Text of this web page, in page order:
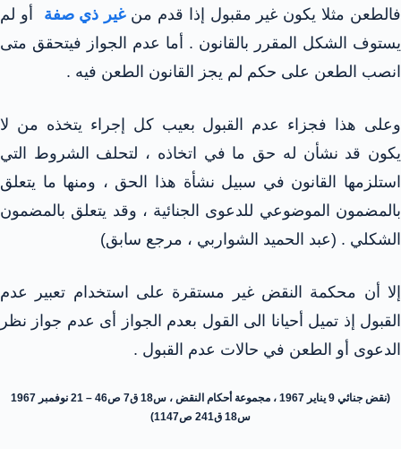
فالطعن مثلا يكون غير مقبول إذا قدم منغير ذي صفة
أو لم
يستوف الشكل المقرر بالقانون . أما عدم الجواز فيتحقق متى
انصب الطعن على حكم لم يجز القانون الطعن فيه .
وعلى هذا فجزاء عدم القبول بعيب كل إجراء يتخذه من لا
يكون قد نشأن له حق ما في اتخاذه ، لتحلف الشروط التي
استلزمها القانون في سبيل نشأة هذا الحق ، ومنها ما يتعلق
بالمضمون الموضوعي للدعوى الجنائية ، وقد يتعلق بالمضمون
الشكلي . (عبد الحميد الشواربي ، مرجع سابق)
إلا أن محكمة النقض غير مستقرة على استخدام تعبير عدم
القبول إذ تميل أحيانا الى القول بعدم الجواز أى عدم جواز نظر
الدعوى أو الطعن في حالات عدم القبول .
(نقض جنائي 9 يناير 1967 ، مجموعة أحكام النقض ، س18 ق7 ص46 – 21 نوفمبر 1967
س18 ق241 ص1147)